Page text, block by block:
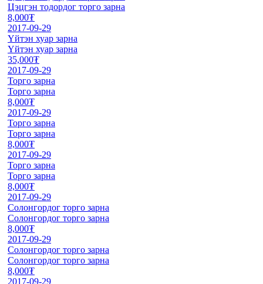
Цэцгэн тодордог торго зарна
8,000₮
2017-09-29
Үйтэн хуар зарна
Үйтэн хуар зарна
35,000₮
2017-09-29
Торго зарна
Торго зарна
8,000₮
2017-09-29
Торго зарна
Торго зарна
8,000₮
2017-09-29
Торго зарна
Торго зарна
8,000₮
2017-09-29
Солонгордог торго зарна
Солонгордог торго зарна
8,000₮
2017-09-29
Солонгордог торго зарна
Солонгордог торго зарна
8,000₮
2017-09-29